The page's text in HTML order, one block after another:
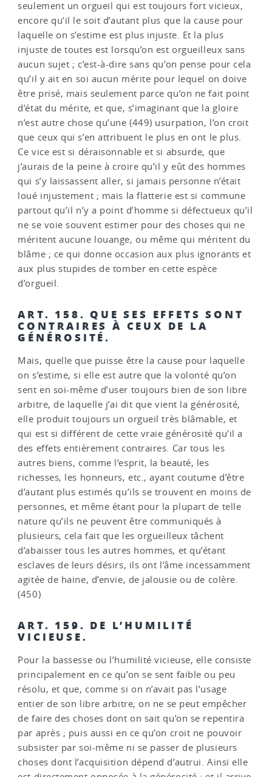
seulement un orgueil qui est toujours fort vicieux,
encore qu’il le soit d’autant plus que la cause pour
laquelle on s’estime est plus injuste. Et la plus
injuste de toutes est lorsqu’on est orgueilleux sans
aucun sujet ; c’est-à-dire sans qu’on pense pour cela
qu’il y ait en soi aucun mérite pour lequel on doive
être prisé, mais seulement parce qu’on ne fait point
d’état du mérite, et que, s’imaginant que la gloire
n’est autre chose qu’une (449) usurpation, l’on croit
que ceux qui s’en attribuent le plus en ont le plus.
Ce vice est si déraisonnable et si absurde, que
j’aurais de la peine à croire qu’il y eût des hommes
qui s’y laissassent aller, si jamais personne n’était
loué injustement ; mais la flatterie est si commune
partout qu’il n’y a point d’homme si défectueux qu’il
ne se voie souvent estimer pour des choses qui ne
méritent aucune louange, ou même qui méritent du
blâme ; ce qui donne occasion aux plus ignorants et
aux plus stupides de tomber en cette espèce
d’orgueil.
ART. 158. QUE SES EFFETS SONT
CONTRAIRES À CEUX DE LA
GÉNÉROSITÉ.
Mais, quelle que puisse être la cause pour laquelle
on s’estime, si elle est autre que la volonté qu’on
sent en soi-même d’user toujours bien de son libre
arbitre, de laquelle j’ai dit que vient la générosité,
elle produit toujours un orgueil très blâmable, et
qui est si différent de cette vraie générosité qu’il a
des effets entièrement contraires. Car tous les
autres biens, comme l’esprit, la beauté, les
richesses, les honneurs, etc., ayant coutume d’être
d’autant plus estimés qu’ils se trouvent en moins de
personnes, et même étant pour la plupart de telle
nature qu’ils ne peuvent être communiqués à
plusieurs, cela fait que les orgueilleux tâchent
d’abaisser tous les autres hommes, et qu’étant
esclaves de leurs désirs, ils ont l’âme incessamment
agitée de haine, d’envie, de jalousie ou de colère.
(450)
ART. 159. DE L’HUMILITÉ
VICIEUSE.
Pour la bassesse ou l’humilité vicieuse, elle consiste
principalement en ce qu’on se sent faible ou peu
résolu, et que, comme si on n’avait pas l’usage
entier de son libre arbitre, on ne se peut empêcher
de faire des choses dont on sait qu’on se repentira
par après ; puis aussi en ce qu’on croit ne pouvoir
subsister par soi-même ni se passer de plusieurs
choses dont l’acquisition dépend d’autrui. Ainsi elle